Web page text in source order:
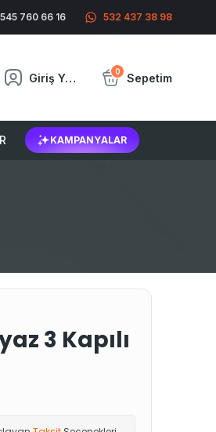
545 760 66 16 532 437 38 98
Giriş Yap 0 Sepetim
KAMPANYALAR
3 Kapılı